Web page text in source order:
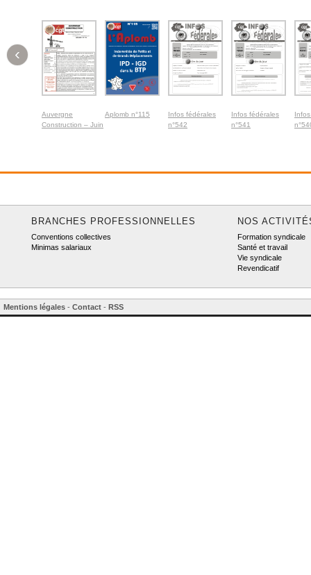
Auvergne
Construction – Juin
Aplomb n°115
Infos fédérales
n°542
Infos fédérales
n°541
‹
BRANCHES PROFESSIONNELLES
Conventions collectives
Minimas salariaux
NOS
Formation syndicale
Santé et travail
Vie syndicale
Revendicatif
Mentions légales - Contact - RSS